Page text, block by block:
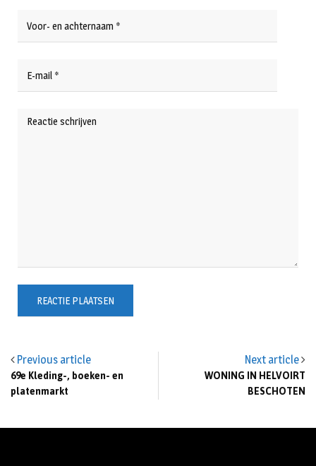
Previous article
69e Kleding-, boeken- en
platenmarkt
Next article
WONING IN HELVOIRT
BESCHOTEN